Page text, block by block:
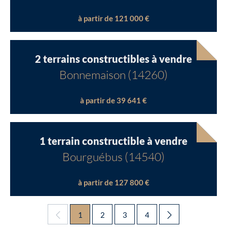
à partir de 121 000 €
2 terrains constructibles à vendre
Bonnemaison (14260)
à partir de 39 641 €
1 terrain constructible à vendre
Bourguébus (14540)
à partir de 127 800 €
1 2 3 4